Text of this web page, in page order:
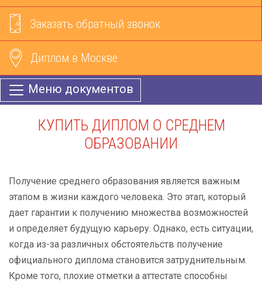
Заказать обратный звонок
Диплом в Москве
Меню документов
КУПИТЬ ДИПЛОМ О СРЕДНЕМ
ОБРАЗОВАНИИ
Получение среднего образования является важным
этапом в жизни каждого человека. Это этап, который
дает гарантии к получению множества возможностей
и определяет будущую карьеру. Однако, есть ситуации,
когда из-за различных обстоятельств получение
официального диплома становится затруднительным.
Кроме того, плохие отметки а аттестате способны